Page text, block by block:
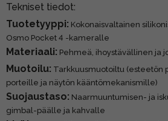
Tekniset tiedot:
Tuotetyyppi: Kokonaisvaltainen
Osmo Pocket 4 -kameralle
Materiaali: Pehmeä, ihoystävällinen ja
Muotoilu: Tarkkuusmuotoiltu (esteetön
porteille ja näytön kääntömekanismille)
Suojaustaso: Naarmuuntumisen- ja
gimbal-päälle ja kahvalle